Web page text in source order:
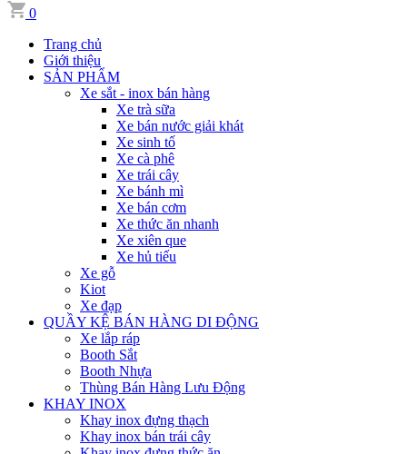
0
Trang chủ
Giới thiệu
SẢN PHẨM
Xe sắt - inox bán hàng
Xe trà sữa
Xe bán nước giải khát
Xe sinh tố
Xe cà phê
Xe trái cây
Xe bánh mì
Xe bán cơm
Xe thức ăn nhanh
Xe xiên que
Xe hủ tiếu
Xe gỗ
Kiot
Xe đạp
QUẦY KỆ BÁN HÀNG DI ĐỘNG
Xe lắp ráp
Booth Sắt
Booth Nhựa
Thùng Bán Hàng Lưu Động
KHAY INOX
Khay inox đựng thạch
Khay inox bán trái cây